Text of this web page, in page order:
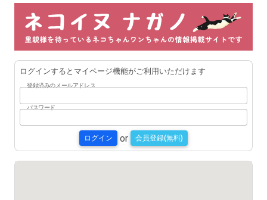
ログインするとマイページ機能がご利用いただけます
登録済みのメールアドレス
パスワード
ログイン or 会員登録(無料)